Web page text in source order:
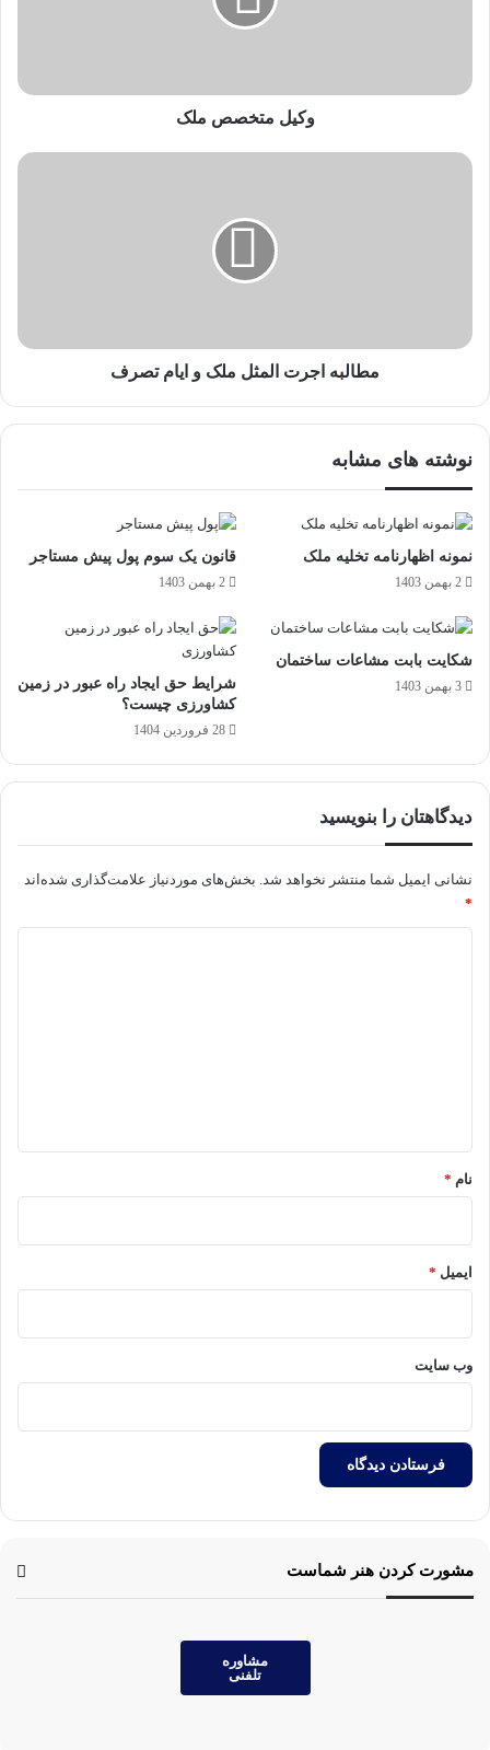
وکیل متخصص ملک
مطالبه اجرت المثل ملک و ایام تصرف
نوشته های مشابه
نمونه اظهارنامه تخلیه ملک
2 بهمن 1403
قانون یک سوم پول پیش مستاجر
2 بهمن 1403
شکایت بابت مشاعات ساختمان
3 بهمن 1403
شرایط حق ایجاد راه عبور در زمین
کشاورزی چیست؟
28 فروردین 1404
دیدگاهتان را بنویسید
نشانی ایمیل شما منتشر نخواهد شد. بخش‌های موردنیاز علامت‌گذاری شده‌اند
*
نام *
ایمیل *
وب‌ سایت
مشورت کردن هنر شماست
مشاوره
تلفنی